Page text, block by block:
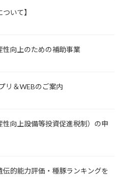
いて】
性向上のための補助事業
リ＆WEBのご案内
向上設備等投資促進税制）の申
伝的能力評価・種豚ランキングを